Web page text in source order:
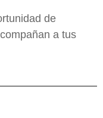
de
a tus